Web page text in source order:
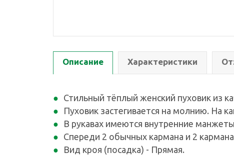
Описание Характеристики
Стильный тёплый женский пуховик из
Пуховик застегивается на молнию. На
В рукавах имеются внутренние
Спереди 2 обычных кармана и 2
Вид кроя (посадка) - Прямая.